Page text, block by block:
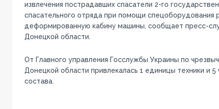
извлечения пострадавших спасатели 2-го
спасательного отряда при помощи спецоборудования
деформированную кабину машины, сообщает пресс-
Донецкой области.
От Главного управления Госслужбы Украины по
Донецкой области привлекалась 1 единицы техники и 5
состава.